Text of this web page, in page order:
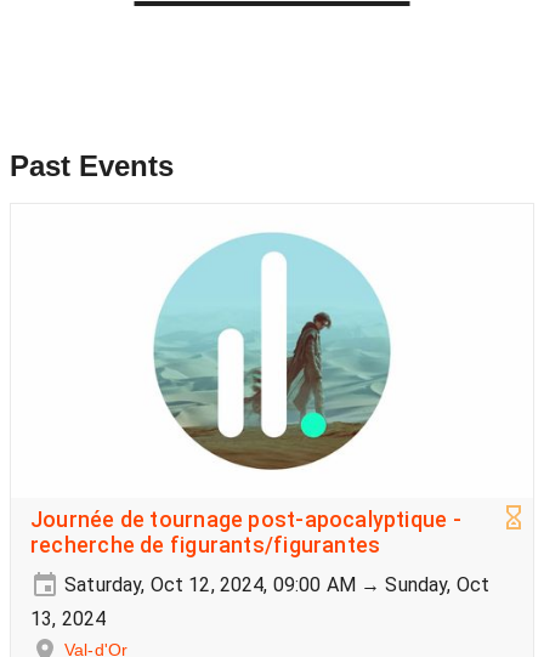
Past Events
Journée de tournage post-apocalyptique -
recherche de figurants/figurantes
Saturday, Oct 12, 2024, 09:00 AM → Sunday, Oct
13, 2024
Val-d'Or